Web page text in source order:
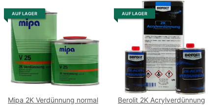
AUF LAGER
Mipa 2K Verdünnung normal
AUF LAGER
Berolit 2K Acrylverdünnung